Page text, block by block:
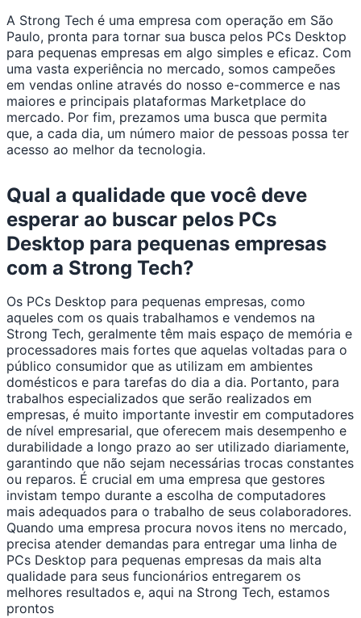
A Strong Tech é uma empresa com operação em São
Paulo, pronta para tornar sua busca pelos PCs Desktop
para pequenas empresas em algo simples e eficaz. Com
uma vasta experiência no mercado, somos campeões
em vendas online através do nosso e-commerce e nas
maiores e principais plataformas Marketplace do
mercado. Por fim, prezamos uma busca que permita
que, a cada dia, um número maior de pessoas possa ter
acesso ao melhor da tecnologia.
Qual a qualidade que você deve
esperar ao buscar pelos PCs
Desktop para pequenas empresas
com a Strong Tech?
Os PCs Desktop para pequenas empresas, como
aqueles com os quais trabalhamos e vendemos na
Strong Tech, geralmente têm mais espaço de memória e
processadores mais fortes que aquelas voltadas para o
público consumidor que as utilizam em ambientes
domésticos e para tarefas do dia a dia. Portanto, para
trabalhos especializados que serão realizados em
empresas, é muito importante investir em computadores
de nível empresarial, que oferecem mais desempenho e
durabilidade a longo prazo ao ser utilizado diariamente,
garantindo que não sejam necessárias trocas constantes
ou reparos. É crucial em uma empresa que gestores
invistam tempo durante a escolha de computadores
mais adequados para o trabalho de seus colaboradores.
Quando uma empresa procura novos itens no mercado,
precisa atender demandas para entregar uma linha de
PCs Desktop para pequenas empresas da mais alta
qualidade para seus funcionários entregarem os
melhores resultados e, aqui na Strong Tech, estamos
prontos